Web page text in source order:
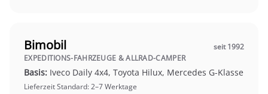
Bimobil
seit 1992
EXPEDITIONS-FAHRZEUGE & ALLRAD-CAMPER
Basis: Iveco Daily 4x4, Toyota Hilux, Mercedes G-Klasse
Lieferzeit Standard: 2–7 Werktage